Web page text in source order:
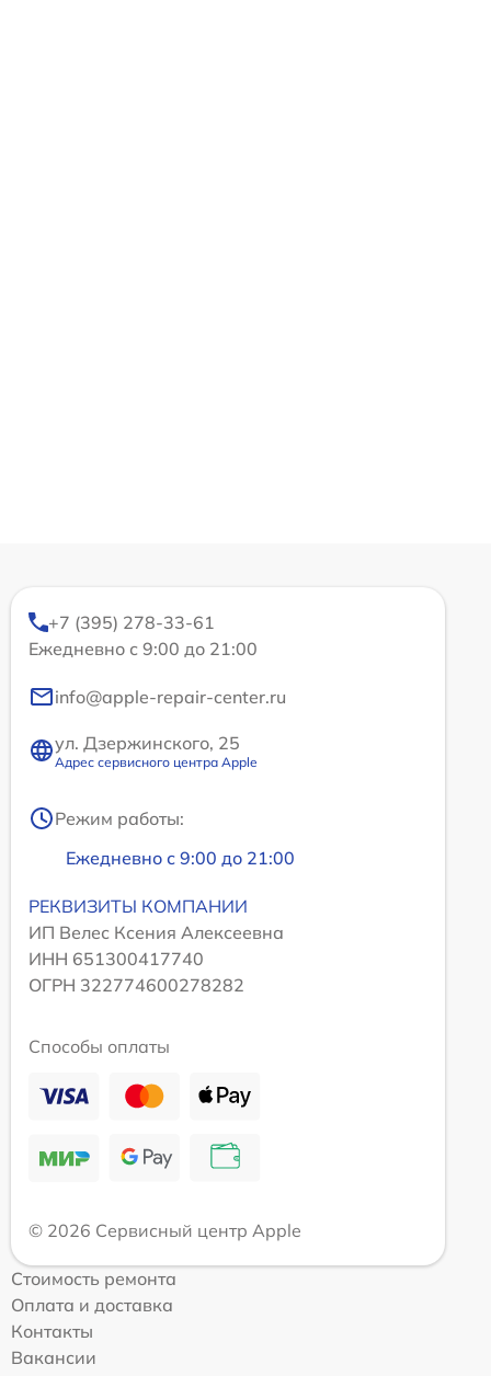
+7 (395) 278-33-61
Ежедневно с 9:00 до 21:00
info@apple-repair-center.ru
ул. Дзержинского, 25
Адрес сервисного центра Apple
Режим работы:
Ежедневно с 9:00 до 21:00
РЕКВИЗИТЫ КОМПАНИИ
ИП Велес Ксения Алексеевна
ИНН 651300417740
ОГРН 322774600278282
Способы оплаты
© 2026 Сервисный центр Apple
Стоимость ремонта
Оплата и доставка
Контакты
Вакансии